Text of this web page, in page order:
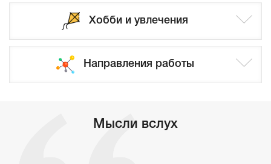
Хобби и увлечения
Направления работы
Мысли вслух